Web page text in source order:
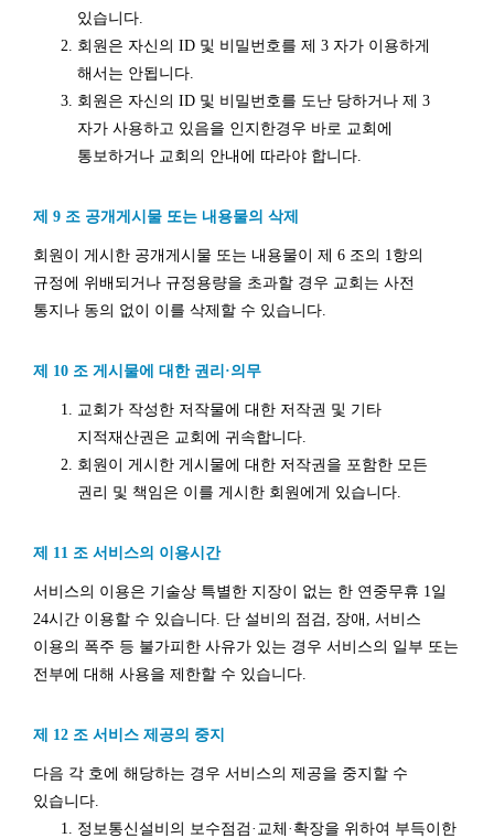
있습니다.
회원은 자신의 ID 및 비밀번호를 제 3 자가 이용하게
해서는 안됩니다.
회원은 자신의 ID 및 비밀번호를 도난 당하거나 제 3
자가 사용하고 있음을 인지한경우 바로 교회에
통보하거나 교회의 안내에 따라야 합니다.
제 9 조 공개게시물 또는 내용물의 삭제
회원이 게시한 공개게시물 또는 내용물이 제 6 조의 1항의
규정에 위배되거나 규정용량을 초과할 경우 교회는 사전
통지나 동의 없이 이를 삭제할 수 있습니다.
제 10 조 게시물에 대한 권리·의무
교회가 작성한 저작물에 대한 저작권 및 기타
지적재산권은 교회에 귀속합니다.
회원이 게시한 게시물에 대한 저작권을 포함한 모든
권리 및 책임은 이를 게시한 회원에게 있습니다.
제 11 조 서비스의 이용시간
서비스의 이용은 기술상 특별한 지장이 없는 한 연중무휴 1일
24시간 이용할 수 있습니다. 단 설비의 점검, 장애, 서비스
이용의 폭주 등 불가피한 사유가 있는 경우 서비스의 일부 또는
전부에 대해 사용을 제한할 수 있습니다.
제 12 조 서비스 제공의 중지
다음 각 호에 해당하는 경우 서비스의 제공을 중지할 수
있습니다.
정보통신설비의 보수점검·교체·확장을 위하여 부득이한